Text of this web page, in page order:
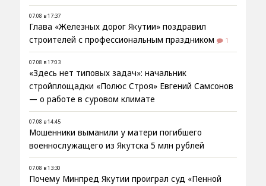
07.08 в 17:37
Глава «Железных дорог Якутии» поздравил
строителей с профессиональным праздником
1
07.08 в 17:03
«Здесь нет типовых задач»: начальник
стройплощадки «Полюс Строя» Евгений Самсонов
— о работе в суровом климате
07.08 в 14:45
Мошенники выманили у матери погибшего
военнослужащего из Якутска 5 млн рублей
07.08 в 13:30
Почему Минпред Якутии проиграл суд «Пенной